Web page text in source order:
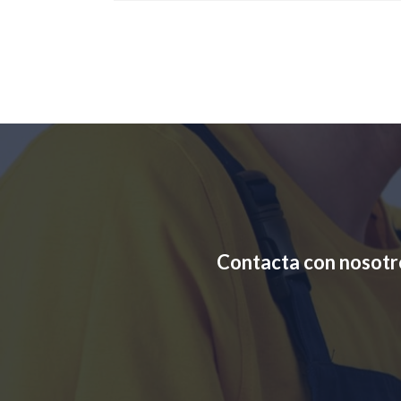
Contacta con